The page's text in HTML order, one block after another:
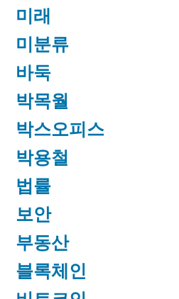
미래
미분류
바둑
박목월
박스오피스
박용철
법률
보안
부동산
블록체인